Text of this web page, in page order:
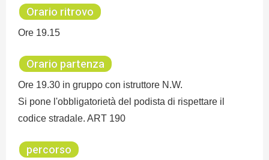
Orario ritrovo
Ore 19.15
Orario partenza
Ore 19.30 in gruppo con istruttore N.W.
Si pone l'obbligatorietà del podista di rispettare il
codice stradale. ART 190
percorso